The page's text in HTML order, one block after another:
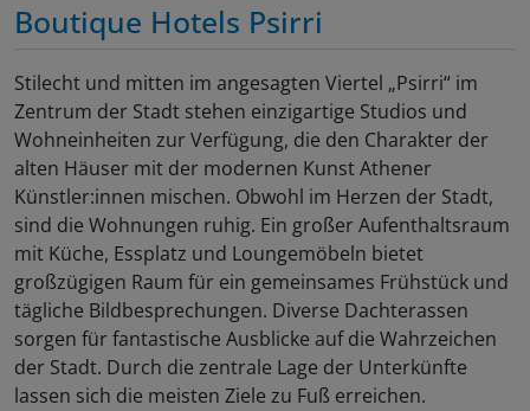
Boutique Hotels Psirri
Stilecht und mitten im angesagten Viertel „Psirri“ im
Zentrum der Stadt stehen einzigartige Studios und
Wohneinheiten zur Verfügung, die den Charakter der
alten Häuser mit der modernen Kunst Athener
Künstler:innen mischen. Obwohl im Herzen der Stadt,
sind die Wohnungen ruhig. Ein großer Aufenthaltsraum
mit Küche, Essplatz und Loungemöbeln bietet
großzügigen Raum für ein gemeinsames Frühstück und
tägliche Bildbesprechungen. Diverse Dachterassen
sorgen für fantastische Ausblicke auf die Wahrzeichen
der Stadt. Durch die zentrale Lage der Unterkünfte
lassen sich die meisten Ziele zu Fuß erreichen.